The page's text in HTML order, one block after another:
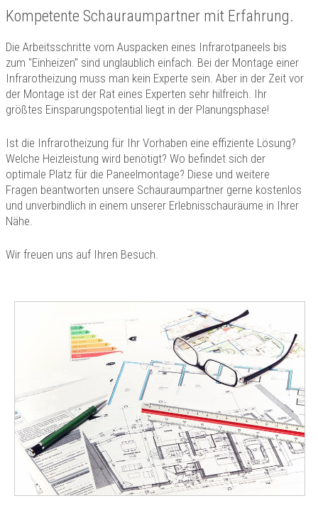
Kompetente Schauraumpartner mit Erfahrung.
Die Arbeitsschritte vom Auspacken eines Infrarotpaneels bis
zum "Einheizen" sind unglaublich einfach. Bei der Montage einer
Infrarotheizung muss man kein Experte sein. Aber in der Zeit vor
der Montage ist der Rat eines Experten sehr hilfreich. Ihr
größtes Einsparungspotential liegt in der Planungsphase!
Ist die Infrarotheizung für Ihr Vorhaben eine effiziente Lösung?
Welche Heizleistung wird benötigt? Wo befindet sich der
optimale Platz für die Paneelmontage? Diese und weitere
Fragen beantworten unsere Schauraumpartner gerne kostenlos
und unverbindlich in einem unserer Erlebnisschauräume in Ihrer
Nähe.
Wir freuen uns auf Ihren Besuch.